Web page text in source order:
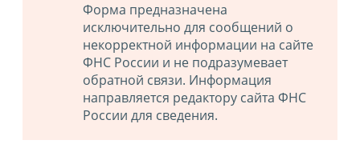
Форма предназначена
исключительно для сообщений о
некорректной информации на сайте
ФНС России и не подразумевает
обратной связи. Информация
направляется редактору сайта ФНС
России для сведения.